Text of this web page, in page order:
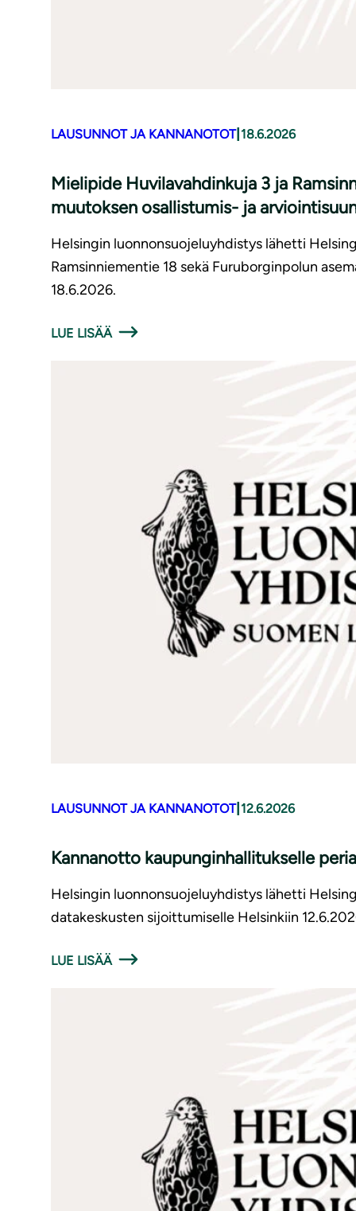
LAUSUNNOT JA KANNANOTOT| 18.6.2026
Mielipide Huvilavahdinkuja 3 ja
muutoksen osallistumis- ja
Helsingin luonnonsuojeluyhdistys lähetti
Ramsinniementie 18 sekä Furuborginpolun
18.6.2026.
LUE LISÄÄ
LAUSUNNOT JA KANNANOTOT| 12.6.2026
Kannanotto kaupunginhallitukselle
Helsingin luonnonsuojeluyhdistys lähetti
datakeskusten sijoittumiselle Helsinkiin
LUE LISÄÄ